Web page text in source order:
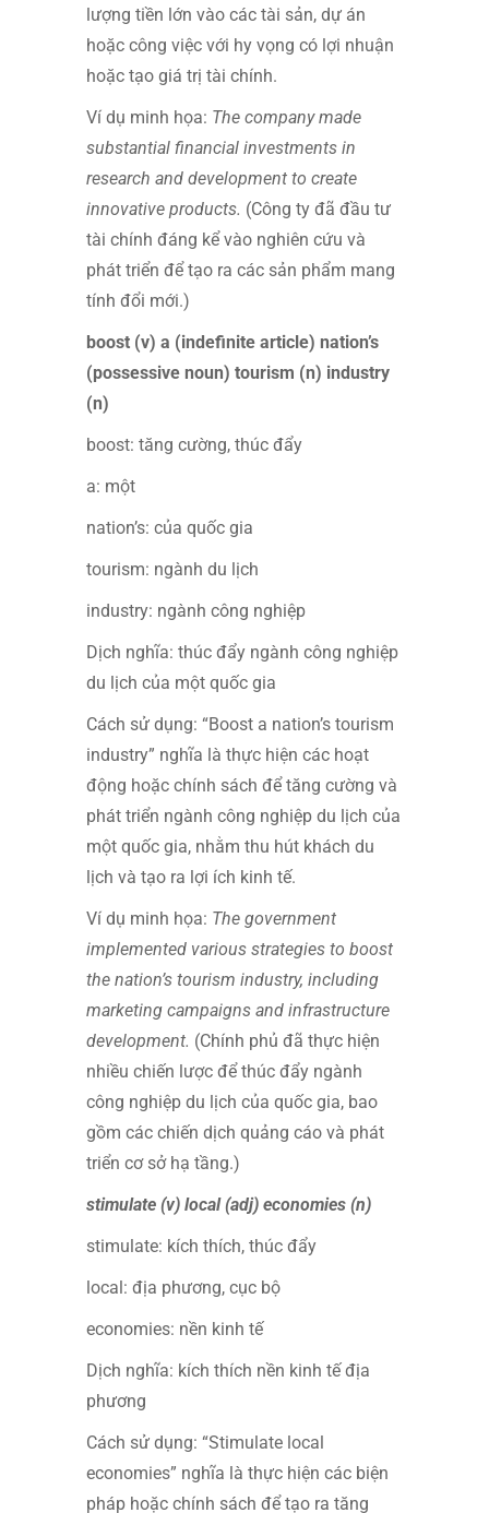
lượng tiền lớn vào các tài sản, dự án
hoặc công việc với hy vọng có lợi nhuận
hoặc tạo giá trị tài chính.
Ví dụ minh họa: The company made
substantial financial investments in
research and development to create
innovative products. (Công ty đã đầu tư
tài chính đáng kể vào nghiên cứu và
phát triển để tạo ra các sản phẩm mang
tính đổi mới.)
boost (v) a (indefinite article) nation’s
(possessive noun) tourism (n) industry
(n)
boost: tăng cường, thúc đẩy
a: một
nation’s: của quốc gia
tourism: ngành du lịch
industry: ngành công nghiệp
Dịch nghĩa: thúc đẩy ngành công nghiệp
du lịch của một quốc gia
Cách sử dụng: “Boost a nation’s tourism
industry” nghĩa là thực hiện các hoạt
động hoặc chính sách để tăng cường và
phát triển ngành công nghiệp du lịch của
một quốc gia, nhằm thu hút khách du
lịch và tạo ra lợi ích kinh tế.
Ví dụ minh họa: The government
implemented various strategies to boost
the nation’s tourism industry, including
marketing campaigns and infrastructure
development. (Chính phủ đã thực hiện
nhiều chiến lược để thúc đẩy ngành
công nghiệp du lịch của quốc gia, bao
gồm các chiến dịch quảng cáo và phát
triển cơ sở hạ tầng.)
stimulate (v) local (adj) economies (n)
stimulate: kích thích, thúc đẩy
local: địa phương, cục bộ
economies: nền kinh tế
Dịch nghĩa: kích thích nền kinh tế địa
phương
Cách sử dụng: “Stimulate local
economies” nghĩa là thực hiện các biện
pháp hoặc chính sách để tạo ra tăng